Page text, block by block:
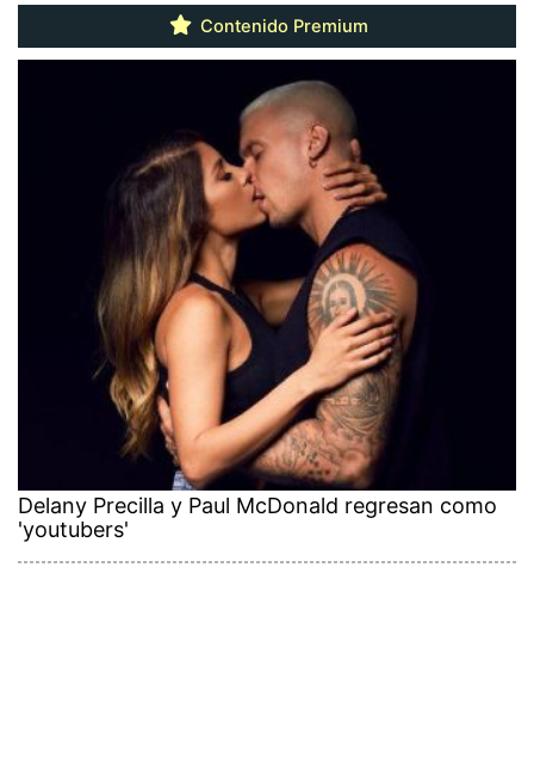
Contenido Premium
Delany Precilla y Paul McDonald regresan como
'youtubers'